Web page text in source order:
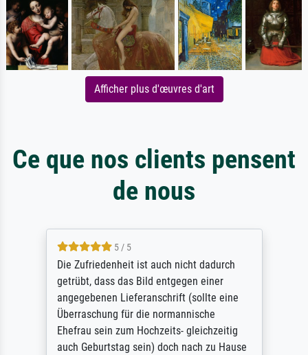
Afficher plus d'œuvres d'art
Ce que nos clients pensent
de nous
5 / 5
Die Zufriedenheit ist auch nicht dadurch
getrübt, dass das Bild entgegen einer
angegebenen Lieferanschrift (sollte eine
Überraschung für die normannische
Ehefrau sein zum Hochzeits- gleichzeitig
auch Geburtstag sein) doch nach zu Hause